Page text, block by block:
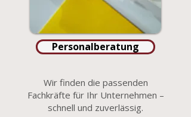
Personalberatung
Wir finden die passenden
Fachkräfte für Ihr Unternehmen –
schnell und zuverlässig.